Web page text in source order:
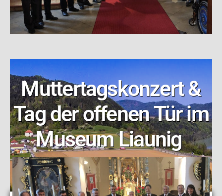
Muttertagskonzert &
Tag der offenen Tür im
Museum Liaunig